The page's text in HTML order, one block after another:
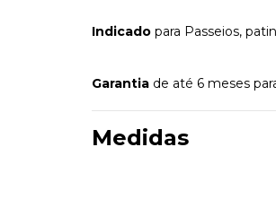
Indicado para Passeios,
Garantia de até 6 meses
Medidas